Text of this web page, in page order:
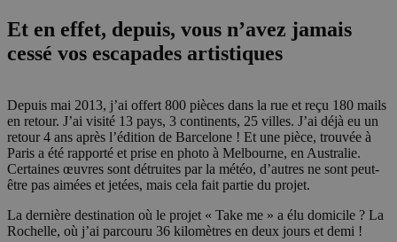
Et en effet, depuis, vous n’avez jamais
cessé vos escapades artistiques
Depuis mai 2013, j’ai offert 800 pièces dans la rue et reçu 180 mails
en retour. J’ai visité 13 pays, 3 continents, 25 villes. J’ai déjà eu un
retour 4 ans après l’édition de Barcelone ! Et une pièce, trouvée à
Paris a été rapporté et prise en photo à Melbourne, en Australie.
Certaines œuvres sont détruites par la météo, d’autres ne sont peut-
être pas aimées et jetées, mais cela fait partie du projet.
La dernière destination où le projet « Take me » a élu domicile ? La
Rochelle, où j’ai parcouru 36 kilomètres en deux jours et demi !